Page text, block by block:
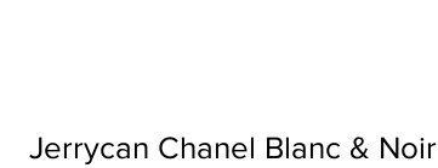
Jerrycan Chanel Blanc & Noir